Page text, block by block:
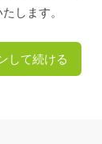
します。
して続ける